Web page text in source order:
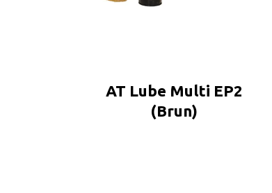
AT Lube Multi EP2
(Brun)